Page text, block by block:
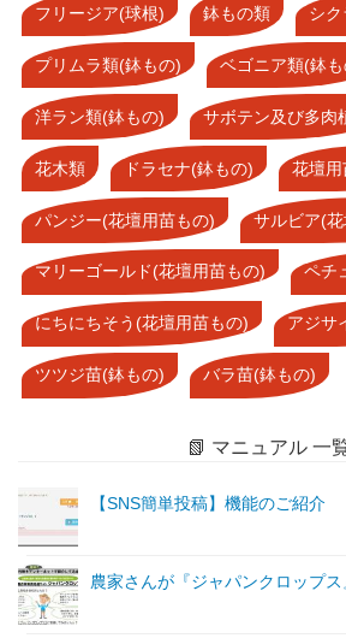
フリージア(球根) 鉢もの類 シ
プリムラ類(鉢もの) ベゴニア類(鉢
洋ラン類(鉢もの) サボテン及び多肉
花木類 ドラセナ(鉢もの) 花壇
パンジー(花壇用苗もの) サルビア(
マリーゴールド(花壇用苗もの) ペチ
にちにちそう(花壇用苗もの) アジサ
ツツジ苗(鉢もの) バラ苗(鉢もの)
📗 マニュアル 一
【SNS簡単投稿】機能のご紹介
農家さんが『ジャパンクロップ